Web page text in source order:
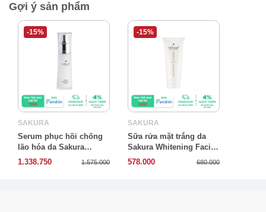
Gợi ý sản phẩm
-15%
SAKURA
Serum phục hồi chống
lão hóa da Sakura
Restorative
1.338.750 1.575.000
-15%
SAKURA
Sữa rửa mặt trắng da
Sakura Whitening Facial
Cleanser
578.000 680.000